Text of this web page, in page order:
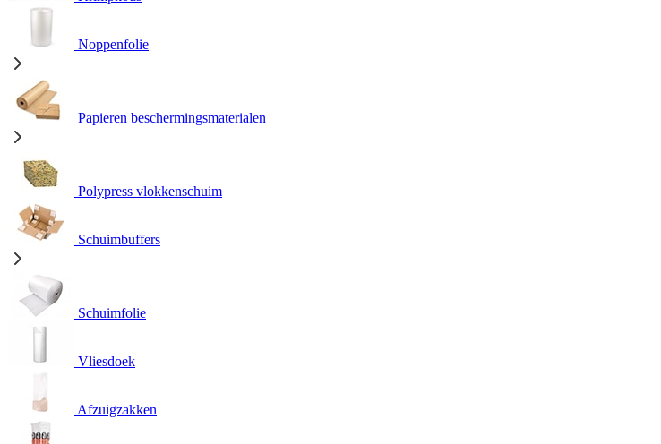
Noppenfolie
Papieren beschermingsmaterialen
Polypress vlokkenschuim
Schuimbuffers
Schuimfolie
Vliesdoek
Afzuigzakken